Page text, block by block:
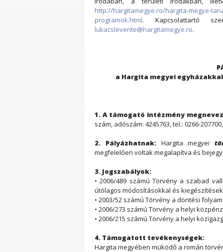
http://hargitamegye.ro/hargita-megye-
programok.html. Kapcsolattartó
lukacslevente@hargitamegye.ro.
a Hargita megyei
1. A támogató intézmény
szám, adószám: 4245763, tel.: 0266-
2. Pályázhatnak:Hargita megyei
megfelelően voltak megalapítva és
3. Jogszabályok:
• 2006/489 számú Törvény a szabad
útólagos módosításokkal és
• 2003/52 számú Törvény a döntési
• 2006/273 számú Törvény a helyi
• 2006/215 számú Törvény a helyi
4. Támogatott tevékenységek:
Hargita megyében müködő a román